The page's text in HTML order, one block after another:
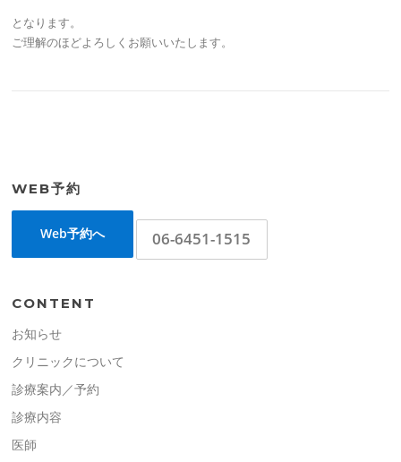
となります。
ご理解のほどよろしくお願いいたします。
WEB予約
Web予約へ 06-6451-1515
CONTENT
お知らせ
クリニックについて
診療案内／予約
診療内容
医師